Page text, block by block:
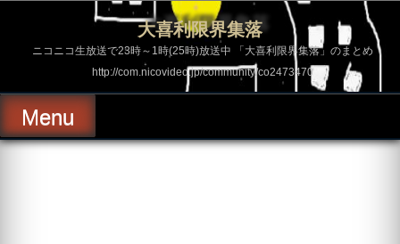
ス
ッ
プ
大喜利限界集落
ニコニコ生放送で23時～1時(25時)放送中 「大喜利限界集落」のまとめ
http://com.nicovideo.jp/community/co2473470
Menu